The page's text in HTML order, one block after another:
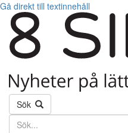
Gå direkt till textinnehåll
Sök
Söktext